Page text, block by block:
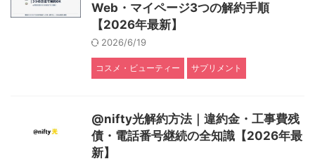
Web・マイページ3つの解約手順
【2026年最新】
2026/6/19
コスメ・ビューティー サプリメント
@nifty光解約方法｜違約金・工事費残
債・電話番号継続の全知識【2026年最
新】